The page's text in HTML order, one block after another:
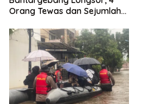
Orang Tewas dan Sejumlah